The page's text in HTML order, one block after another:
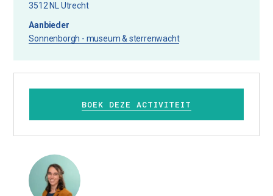
3512 NL Utrecht
Aanbieder
Sonnenborgh - museum & sterrenwacht
BOEK DEZE ACTIVITEIT